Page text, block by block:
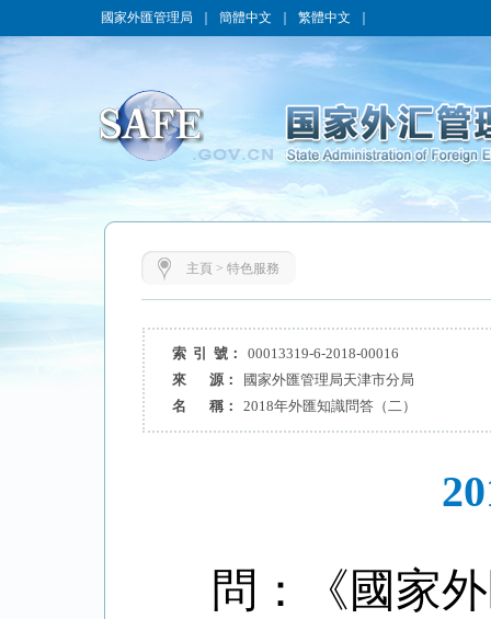
國家外匯管理局 簡體中文 繁體中文
主頁 > 特色服務
索 引 號：
00013319-6-2018-00016
來 源：
國家外匯管理局天津市分局
名 稱：
2018年外匯知識問答（二）
問：《國家